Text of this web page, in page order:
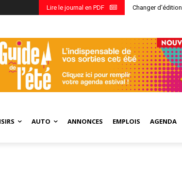
Changer d'édition
Lire le journal en PDF
AUTO ANNONCES EMPLOIS AGENDA